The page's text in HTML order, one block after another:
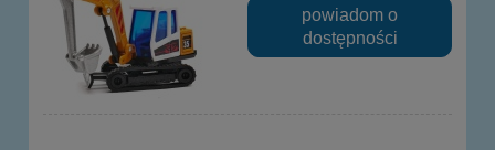
powiadom o
dostępności